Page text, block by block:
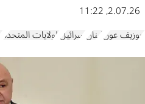
2.07.26, 11:22
جوزيف عونلبنان إسرائيلالولايات المتحدة